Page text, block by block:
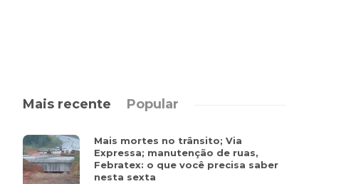
Mais recente Popular
Mais mortes no trânsito; Via
Expressa; manutenção de ruas,
Febratex: o que você precisa saber
nesta sexta